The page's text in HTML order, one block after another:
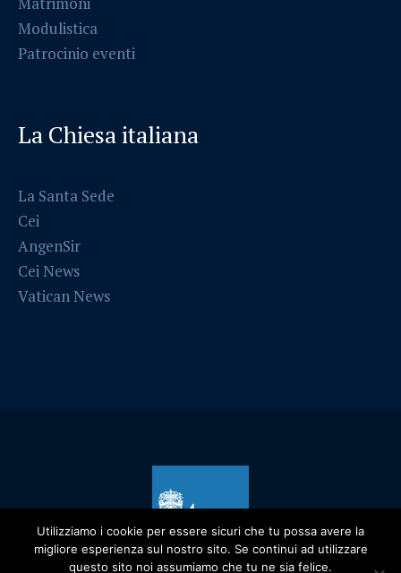
Modulistica
Patrocinio eventi
La Chiesa italiana
La Santa Sede
Cei
AngenSir
Cei News
Vatican News
Utilizziamo i cookie per essere sicuri che tu possa avere la
migliore esperienza sul nostro sito. Se continui ad utilizzare
questo sito noi assumiamo che tu ne sia felice.